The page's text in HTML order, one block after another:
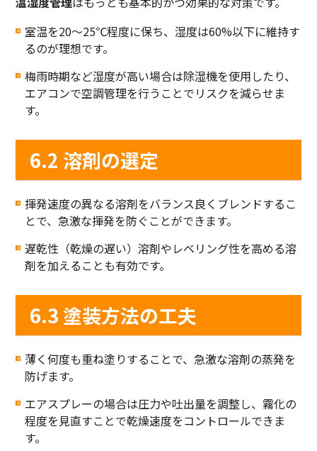
室温を20〜25℃程度に保ち、湿度は60%以下に維持す
るのが理想です。
梅雨時期など湿度が高い場合は除湿機を使用したり、
エアコンで空調管理を行うことでリスクを減らせま
す。
6.2 溶剤の選定
揮発速度の異なる溶剤をバランス良くブレンドするこ
とで、急激な揮発を防ぐことができます。
遅乾性（乾燥の遅い）溶剤やレベリング性を高める溶
剤を加えることも有効です。
6.3 塗装方法の工夫
薄く何度も重ね塗りすることで、急激な溶剤の蒸発を
防げます。
エアスプレーの場合は圧力や吐出量を調整し、霧化の
程度を見直すことで乾燥速度をコントロールできま
す。